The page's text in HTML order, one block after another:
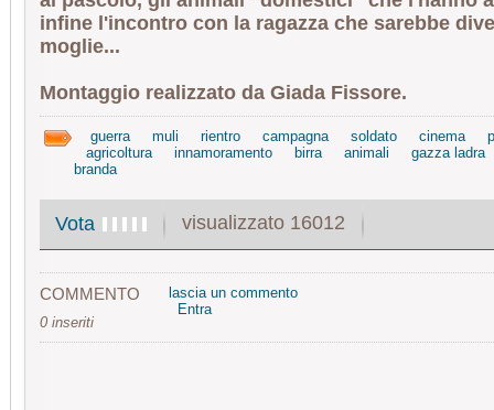
infine l'incontro con la ragazza che sarebbe
moglie...
Montaggio realizzato da Giada Fissore.
guerra muli rientro campagna soldato cinema
agricoltura
innamoramento birra animali
gazza ladra
branda
Vota visualizzato 16012
COMMENTO
0 inseriti
lascia un commento
Entra